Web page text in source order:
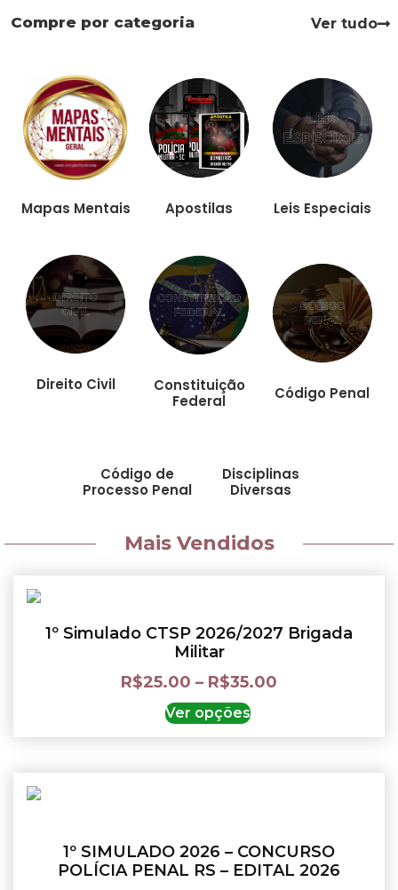
Compre por categoria Ver tudo
Mapas Mentais Apostilas Leis Especiais
Direito Civil
Constituição
Federal
Código Penal
Código de
Processo Penal
Disciplinas
Diversas
Mais Vendidos
1º Simulado CTSP 2026/2027 Brigada
Militar
R$25.00 – R$35.00
Ver opções
1º SIMULADO 2026 – CONCURSO
POLÍCIA PENAL RS – EDITAL 2026